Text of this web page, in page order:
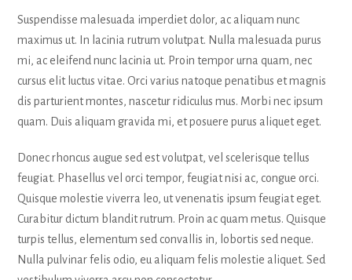
Suspendisse malesuada imperdiet dolor, ac aliquam nunc
maximus ut. In lacinia rutrum volutpat. Nulla malesuada purus
mi, ac eleifend nunc lacinia ut. Proin tempor urna quam, nec
cursus elit luctus vitae. Orci varius natoque penatibus et magnis
dis parturient montes, nascetur ridiculus mus. Morbi nec ipsum
quam. Duis aliquam gravida mi, et posuere purus aliquet eget.
Donec rhoncus augue sed est volutpat, vel scelerisque tellus
feugiat. Phasellus vel orci tempor, feugiat nisi ac, congue orci.
Quisque molestie viverra leo, ut venenatis ipsum feugiat eget.
Curabitur dictum blandit rutrum. Proin ac quam metus. Quisque
turpis tellus, elementum sed convallis in, lobortis sed neque.
Nulla pulvinar felis odio, eu aliquam felis molestie aliquet. Sed